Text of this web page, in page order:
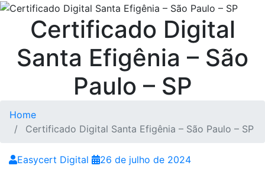
Certificado Digital
Santa Efigênia – São
Paulo – SP
Home
Certificado Digital Santa Efigênia – São Paulo – SP
Easycert Digital
26 de julho de 2024